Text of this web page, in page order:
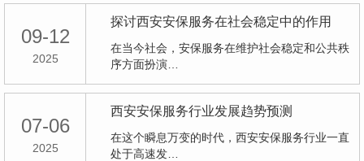
09-12
2025
探讨西安安保服务在社会稳定中的作用
在当今社会，安保服务在维护社会稳定和公共秩
序方面扮演…
07-06
2025
西安安保服务行业发展趋势预测
在这个瞬息万变的时代，西安安保服务行业一直
处于高速发…